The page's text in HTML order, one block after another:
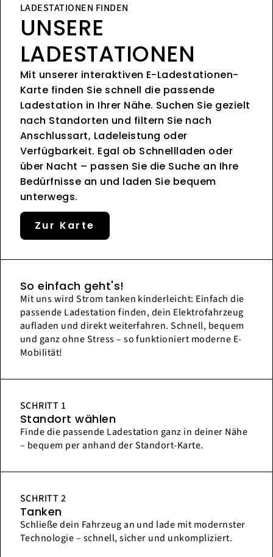
LADESTATIONEN FINDEN
UNSERE
LADESTATIONEN
Mit unserer interaktiven E-Ladestationen-
Karte finden Sie schnell die passende
Ladestation in Ihrer Nähe. Suchen Sie gezielt
nach Standorten und filtern Sie nach
Anschlussart, Ladeleistung oder
Verfügbarkeit. Egal ob Schnellladen oder
über Nacht – passen Sie die Suche an Ihre
Bedürfnisse an und laden Sie bequem
unterwegs.
Zur Karte
So einfach geht's!
Mit uns wird Strom tanken kinderleicht: Einfach die
passende Ladestation finden, dein Elektrofahrzeug
aufladen und direkt weiterfahren. Schnell, bequem
und ganz ohne Stress – so funktioniert moderne E-
Mobilität!
SCHRITT 1
Standort wählen
Finde die passende Ladestation ganz in deiner Nähe
– bequem per anhand der Standort-Karte.
SCHRITT 2
Tanken
Schließe dein Fahrzeug an und lade mit modernster
Technologie – schnell, sicher und unkompliziert.